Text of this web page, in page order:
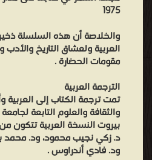
من حضارات العالم - مكتبة كتب التاريخ.
1975
والخلاصة أن هذه السلسلة
العربية ولعشاق التاريخ
مقومات الحضارة .
الترجمة العربية
تمت ترجمة الكتاب إلى العربية
والثقافة والعلوم التابعة
د. زكي نجيب محمود، ود. محمد
ود. فادي أندراوس .